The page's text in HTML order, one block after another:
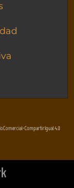
CompartirIgual 4.0